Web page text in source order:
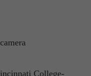
College-